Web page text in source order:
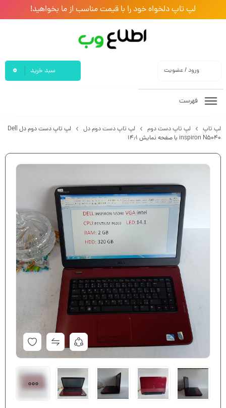
لپ تاپ دلخواه خود را با قیمت مناسب از ما بخواهید!
ورود / عضویت سبد خرید 0
فهرست
لپ تاپ لپ تاپ دست دوم لپ تاپ دست دوم دل
لپ تاپ دست دوم دل Dell
inspiron N5040 با صفحه نمایش ۱۴٫۱